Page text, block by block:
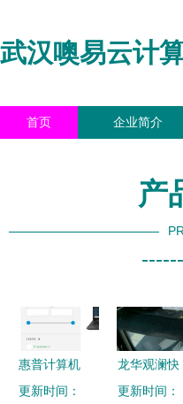
武汉噢易云计
首页 企业简介
产
惠普计算机
系统服务
更新时间：
龙华观澜快
速上门电脑
更新时间：